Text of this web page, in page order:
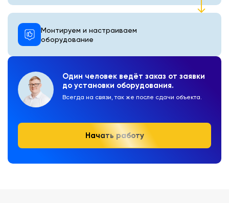
Один человек ведёт заказ от заявки
до установки оборудования.
Всегда на связи, так же после сдачи объекта.
Начать работу
Монтируем и настраиваем
оборудование